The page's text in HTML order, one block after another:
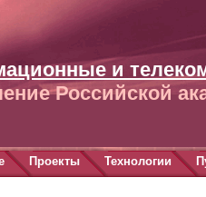
и
Российской
Проекты Технологии